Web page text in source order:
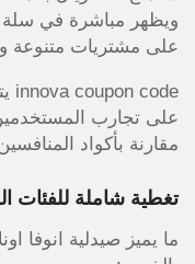
ويظهر مباشرة في سلة
على مشتريات متنوعة والنتيجة
على تجارب
مقارنة بأكواد
تغطية شاملة للفئات
ما يميز صيدلية انوفا